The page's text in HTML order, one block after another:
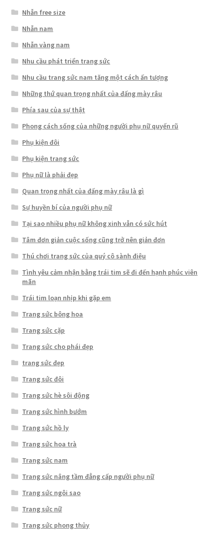
Nhẫn free size
Nhẫn nam
Nhẫn vàng nam
Nhu cầu phát triển trang sức
Nhu cầu trang sức nam tăng một cách ấn tượng
Những thứ quan trọng nhất của đấng mày râu
Phía sau của sự thật
Phong cách sống của những người phụ nữ quyến rũ
Phụ kiện đôi
Phụ kiện trang sức
Phụ nữ là phải đẹp
Quan trọng nhất của đấng mày râu là gì
Sự huyền bí của người phụ nữ
Tại sao nhiều phụ nữ không xinh vẫn có sức hút
Tâm đơn giản cuộc sống cũng trở nên giản đơn
Thú chơi trang sức của quý cô sành điệu
Tình yêu cảm nhận bằng trái tim sẽ đi đến hạnh phúc viên
mãn
Trái tim loạn nhịp khi gặp em
Trang sức bông hoa
Trang sức cặp
Trang sức cho phái đẹp
trang sức đẹp
Trang sức đôi
Trang sức hè sôi động
Trang sức hình bướm
Trang sức hồ ly
Trang sức hoa trà
Trang sức nam
Trang sức nâng tầm đẳng cấp người phụ nữ
Trang sức ngôi sao
Trang sức nữ
Trang sức phong thủy